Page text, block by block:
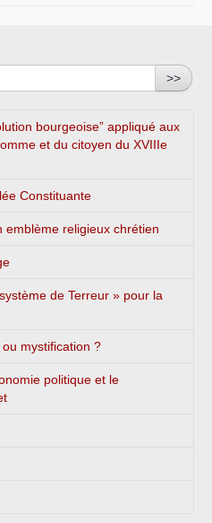
>>
bourgeoise” appliqué aux
et du citoyen du XVIIIe
Constituante
religieux chrétien
de Terreur » pour la
mystification ?
politique et le